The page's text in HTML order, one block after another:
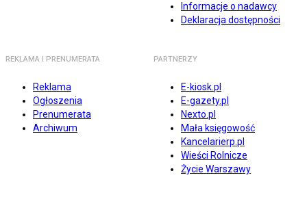
Informacje o nadawcy
Deklaracja dostępności
REKLAMA I PRENUMERATA
Reklama
Ogłoszenia
Prenumerata
Archiwum
PARTNERZY
E-kiosk.pl
E-gazety.pl
Nexto.pl
Mała księgowość
Kancelarierp.pl
Wieści Rolnicze
Życie Warszawy